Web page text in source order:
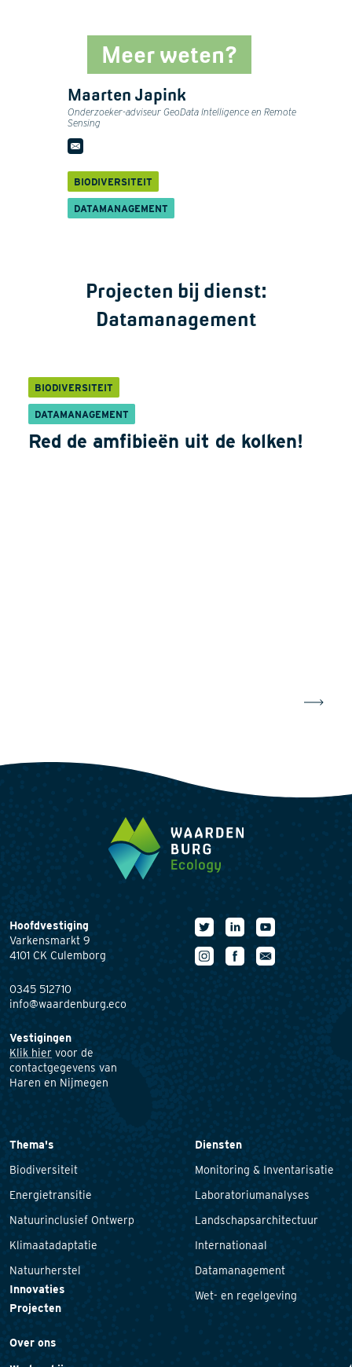
Meer weten?
Maarten Japink
Onderzoeker-adviseur GeoData Intelligence en Remote
Sensing
BIODIVERSITEIT
DATAMANAGEMENT
Projecten bij dienst:
Datamanagement
BIODIVERSITEIT
DATAMANAGEMENT
Red de amfibieën uit de kolken!
Hoofdvestiging
Varkensmarkt 9
4101 CK Culemborg
0345 512710
info@waardenburg.eco
Vestigingen
Klik hier voor de
contactgegevens van
Haren en Nijmegen
Thema's
Biodiversiteit
Energietransitie
Natuurinclusief Ontwerp
Klimaatadaptatie
Natuurherstel
Innovaties
Projecten
Diensten
Monitoring & Inventarisatie
Laboratoriumanalyses
Landschapsarchitectuur
Internationaal
Datamanagement
Wet- en regelgeving
Over ons